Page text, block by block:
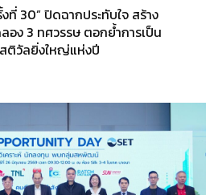
ที่ 30” ปิดฉากประทับใจ สร้าง
ง 3 ทศวรรษ ตอกย้ำการเป็น
ติวัลยิ่งใหญ่แห่งปี